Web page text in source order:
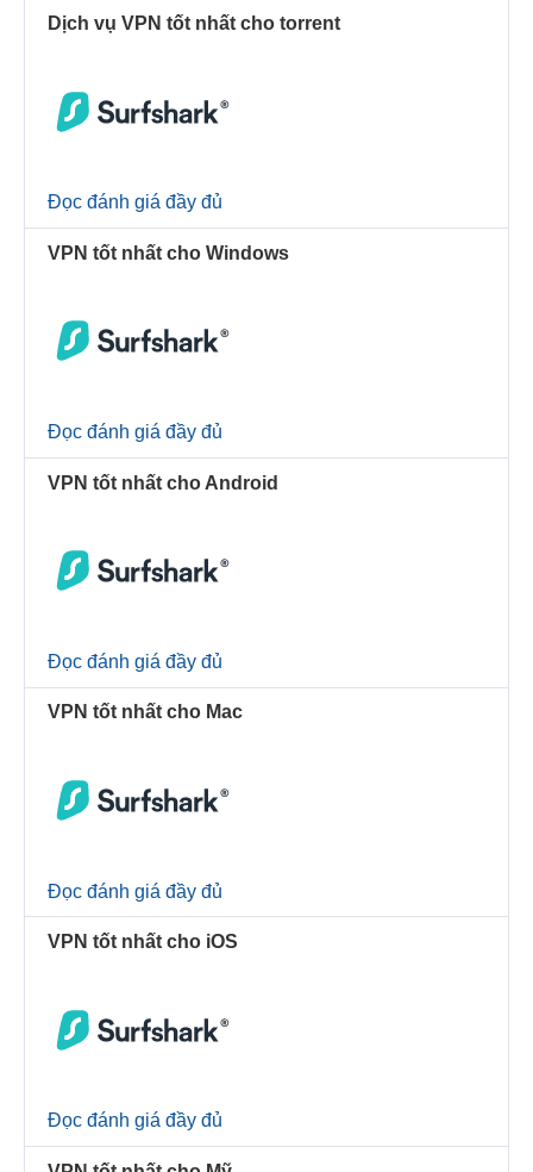
Dịch vụ VPN tốt nhất cho torrent
Đọc đánh giá đầy đủ
VPN tốt nhất cho Windows
Đọc đánh giá đầy đủ
VPN tốt nhất cho Android
Đọc đánh giá đầy đủ
VPN tốt nhất cho Mac
Đọc đánh giá đầy đủ
VPN tốt nhất cho iOS
Đọc đánh giá đầy đủ